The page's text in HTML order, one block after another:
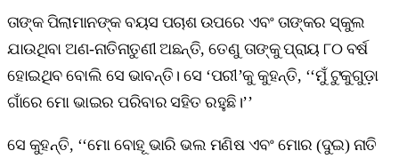
ତାଙ୍କ ପିଲାମାନଙ୍କ ବୟସ ପଚାଶ ଉପରେ ଏବଂ ତାଙ୍କର ସ୍କୁଲ
ଯାଉଥିବା ଅଣ-ନାତିନାତୁଣୀ ଅଛନ୍ତି, ତେଣୁ ତାଙ୍କୁ ପ୍ରାୟ ୮୦ ବର୍ଷ
ହୋଇଥିବ ବୋଲି ସେ ଭାବନ୍ତି। ସେ ‘ପରୀ’କୁ କୁହନ୍ତି, ‘‘ମୁଁ ଟୁକୁଗୁଡ଼ା
ଗାଁରେ ମୋ ଭାଇର ପରିବାର ସହିତ ରହୁଛି।’’
ସେ କୁହନ୍ତି, ‘‘ମୋ ବୋହୂ ଭାରି ଭଲ ମଣିଷ ଏବଂ ମୋର (ଦୁଇ) ନାତି